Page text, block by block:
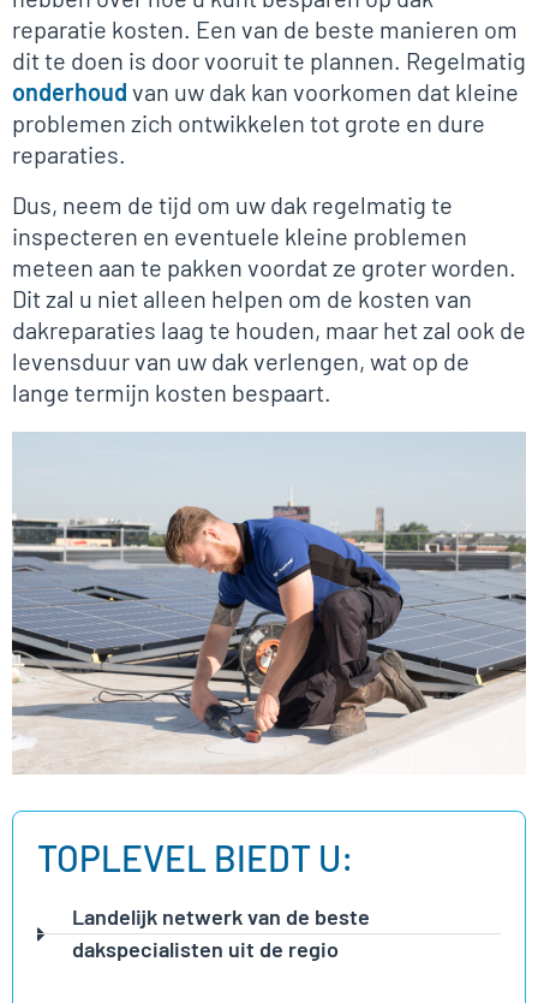
reparatie kosten. Een van de beste manieren om
dit te doen is door vooruit te plannen. Regelmatig
onderhoud van uw dak kan voorkomen dat kleine
problemen zich ontwikkelen tot grote en dure
reparaties.
Dus, neem de tijd om uw dak regelmatig te
inspecteren en eventuele kleine problemen
meteen aan te pakken voordat ze groter worden.
Dit zal u niet alleen helpen om de kosten van
dakreparaties laag te houden, maar het zal ook de
levensduur van uw dak verlengen, wat op de
lange termijn kosten bespaart.
TOPLEVEL BIEDT U:
Landelijk netwerk van de beste
dakspecialisten uit de regio